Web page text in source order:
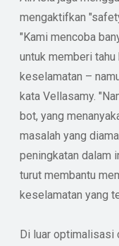
mengaktifkan
"Kami mencoba
untuk memberi
keselamatan –
kata Vellasamy.
bot, yang
masalah yang
peningkatan dalam
turut membantu
keselamatan yang
Di luar optimalisasi